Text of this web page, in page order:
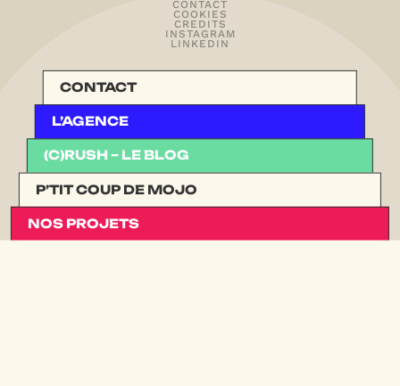
CONTACT
COOKIES
BEAUCOUP
CREDITS
INSTAGRAM
LINKEDIN
NOS PROJETS
P’TIT COUP DE MOJO
(C)RUSH – LE BLOG
L’AGENCE
CONTACT